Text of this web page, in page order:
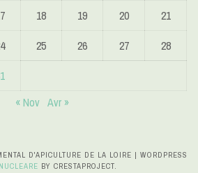
18 19 20
21
25 26 27
28
« Nov Avr »
D'APICULTURE DE LA LOIRE | WORDPRESS
NUCLEARE BY CRESTAPROJECT.